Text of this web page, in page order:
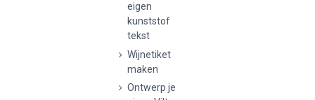
eigen
kunststof
tekst
Wijnetiket
maken
Ontwerp je